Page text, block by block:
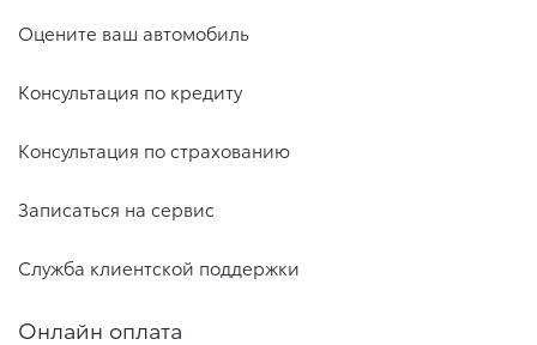
Оцените ваш автомобиль
Консультация по кредиту
Консультация по страхованию
Записаться на сервис
Служба клиентской поддержки
Онлайн оплата